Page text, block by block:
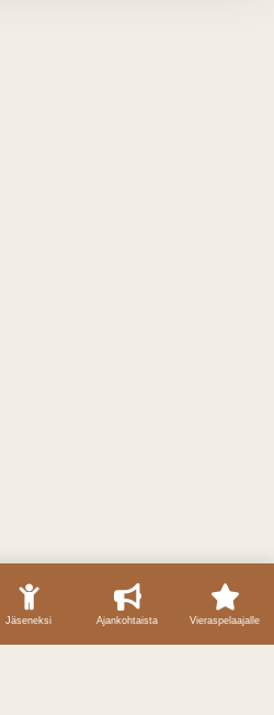
Jäseneksi Ajankohtaista Vieraspelaajalle